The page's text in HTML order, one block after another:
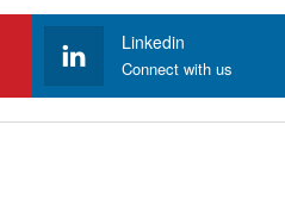
Linkedin
Connect with us